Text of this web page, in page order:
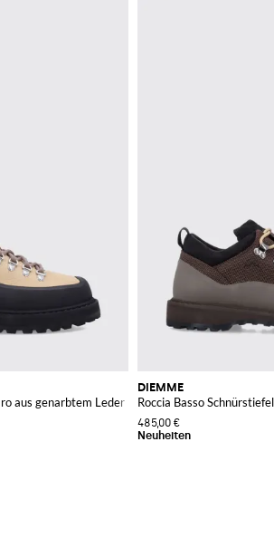
aus genarbtem Leder mit Profilsohle
DIEMME
Roccia Basso
485,00 €